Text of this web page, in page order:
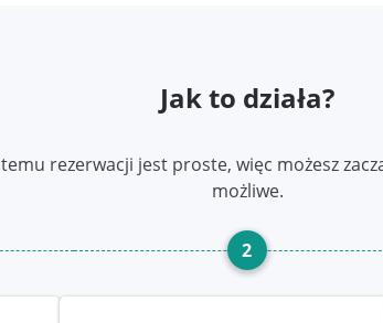
Jak to działa?
rezerwacji jest proste, więc możesz
możliwe.
2